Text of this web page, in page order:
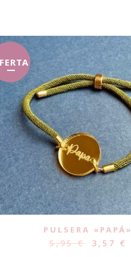
PULSERA «PAPÁ»
5,95€ 3,57 €